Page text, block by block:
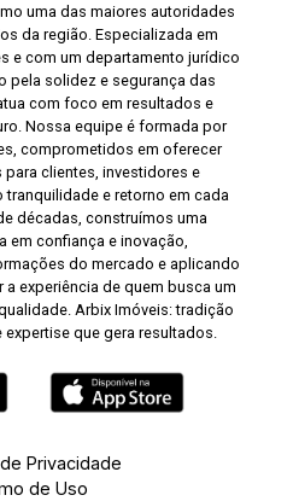
uma das maiores autoridades
da região. Especializada em
e com um departamento jurídico
pela solidez e segurança das
com foco em resultados e
Nossa equipe é formada por
comprometidos em oferecer
clientes, investidores e
e retorno em cada
décadas, construímos uma
em confiança e inovação,
do mercado e aplicando
experiência de quem busca um
Arbix Imóveis: tradição
que gera resultados.
Privacidade
de Uso